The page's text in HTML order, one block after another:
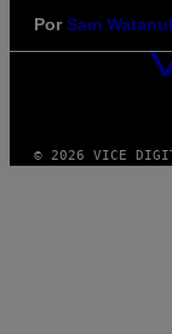
PorSam
© 2026 VICE